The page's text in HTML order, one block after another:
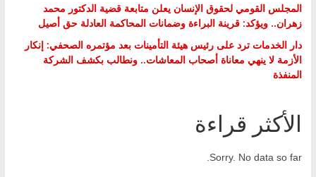
المجلس القومي لحقوق الإنسان يعلن متابعة قضية الدكتور محمد
زهران.. ويؤكد: قرينة البراءة وضمانات المحاكمة العادلة حق أصيل
دار الخدمات ترد على رئيس هيئة التأمينات بعد مؤتمره الصحفي: إنكار
الأزمة لا ينهي معاناة أصحاب المعاشات.. ونطالب بكشف الشركة
المنفذة
الأكثر قراءة
Sorry. No data so far.